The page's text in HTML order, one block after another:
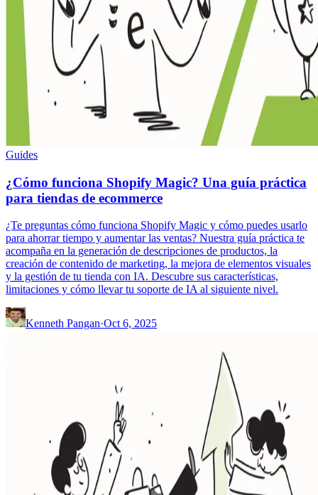
Guides
¿Cómo funciona Shopify Magic? Una guía práctica
para tiendas de ecommerce
¿Te preguntas cómo funciona Shopify Magic y cómo puedes usarlo
para ahorrar tiempo y aumentar las ventas? Nuestra guía práctica te
acompaña en la generación de descripciones de productos, la
creación de contenido de marketing, la mejora de elementos visuales
y la gestión de tu tienda con IA. Descubre sus características,
limitaciones y cómo llevar tu soporte de IA al siguiente nivel.
Kenneth Pangan·Oct 6, 2025